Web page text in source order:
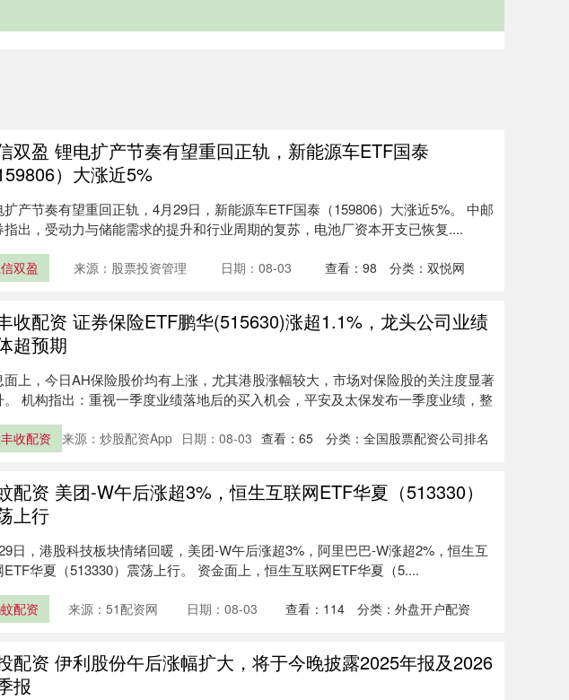
双盈 锂电扩产节奏有望重回正轨，新能源车ETF国泰
159806）大涨近5%
扩产节奏有望重回正轨，4月29日，新能源车ETF国泰（159806）大涨近5%。 中邮
指出，受动力与储能需求的提升和行业周期的复苏，电池厂资本开支已恢复....
双盈 来源：股票投资管理 日期：08-03 查看： 98 分类： 双悦网
收配资 证券保险ETF鹏华(515630)涨超1.1%，龙头公司业绩
超预期
面上，今日AH保险股价均有上涨，尤其港股涨幅较大，市场对保险股的关注度显著
。 机构指出：重视一季度业绩落地后的买入机会，平安及太保发布一季度业绩，整
收配资 来源：炒股配资App 日期：08-03 查看： 65 分类： 全国股票配资公司排名
配资 美团-W午后涨超3%，恒生互联网ETF华夏（513330）
上行
日，港股科技板块情绪回暖，美团-W午后涨超3%，阿里巴巴-W涨超2%，恒生互
ETF华夏（513330）震荡上行。 资金面上，恒生互联网ETF华夏（5....
配资 来源：51配资网 日期：08-03 查看： 114 分类： 外盘开户配资
配资 伊利股份午后涨幅扩大，将于今晚披露2025年报及2026
报